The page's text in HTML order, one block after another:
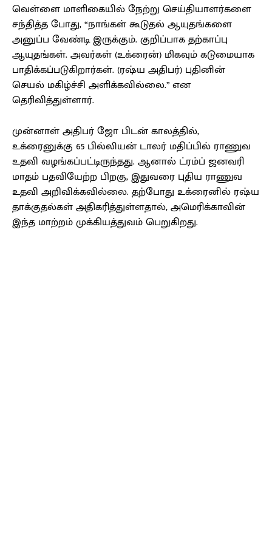
வெள்ளை மாளிகையில் நேற்று செய்தியாளர்களை
சந்தித்த போது, “நாங்கள் கூடுதல் ஆயுதங்களை
அனுப்ப வேண்டி இருக்கும். குறிப்பாக தற்காப்பு
ஆயுதங்கள். அவர்கள் (உக்ரைன்) மிகவும் கடுமையாக
பாதிக்கப்படுகிறார்கள். (ரஷ்ய அதிபர்) புதினின்
செயல் மகிழ்ச்சி அளிக்கவில்லை.” என
தெரிவித்துள்ளார்.
முன்னாள் அதிபர் ஜோ பிடன் காலத்தில்,
உக்ரைனுக்கு 65 பில்லியன் டாலர் மதிப்பில் ராணுவ
உதவி வழங்கப்பட்டிருந்தது. ஆனால் ட்ரம்ப் ஜனவரி
மாதம் பதவியேற்ற பிறகு, இதுவரை புதிய ராணுவ
உதவி அறிவிக்கவில்லை. தற்போது உக்ரைனில் ரஷ்ய
தாக்குதல்கள் அதிகரித்துள்ளதால், அமெரிக்காவின்
இந்த மாற்றம் முக்கியத்துவம் பெறுகிறது.